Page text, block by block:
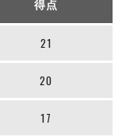
得点
21
20
17